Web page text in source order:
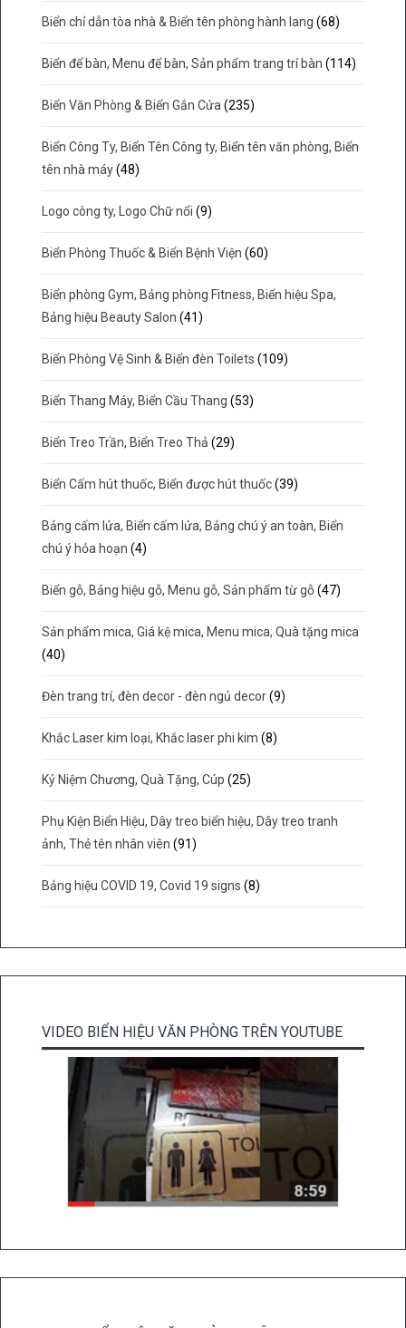
Biển chỉ dẫn tòa nhà & Biển tên phòng hành lang (68)
Biển để bàn, Menu để bàn, Sản phẩm trang trí bàn (114)
Biển Văn Phòng & Biển Gắn Cửa (235)
Biển Công Ty, Biển Tên Công ty, Biển tên văn phòng, Biển
tên nhà máy (48)
Logo công ty, Logo Chữ nổi (9)
Biển Phòng Thuốc & Biển Bệnh Viện (60)
Biển phòng Gym, Bảng phòng Fitness, Biển hiệu Spa,
Bảng hiệu Beauty Salon (41)
Biển Phòng Vệ Sinh & Biển đèn Toilets (109)
Biển Thang Máy, Biển Cầu Thang (53)
Biển Treo Trần, Biển Treo Thả (29)
Biển Cấm hút thuốc, Biển được hút thuốc (39)
Bảng cấm lửa, Biển cấm lửa, Bảng chú ý an toàn, Biển
chú ý hỏa hoạn (4)
Biển gỗ, Bảng hiệu gỗ, Menu gỗ, Sản phẩm từ gỗ (47)
Sản phẩm mica, Giá kệ mica, Menu mica, Quà tặng mica
(40)
Đèn trang trí, đèn decor - đèn ngủ decor (9)
Khắc Laser kim loại, Khắc laser phi kim (8)
Kỷ Niệm Chương, Quà Tặng, Cúp (25)
Phụ Kiện Biển Hiệu, Dây treo biển hiệu, Dây treo tranh
ảnh, Thẻ tên nhân viên (91)
Bảng hiệu COVID 19, Covid 19 signs (8)
VIDEO BIỂN HIỆU VĂN PHÒNG TRÊN YOUTUBE